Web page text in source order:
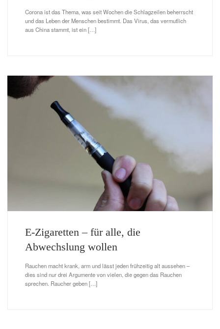
Corona ist das Thema, was seit Wochen die Schlagzeilen beherrscht
und das Leben der Menschen bestimmt. Das Virus, das vermutlich
aus China stammt, ist ein […]
E-Zigaretten – für alle, die
Abwechslung wollen
Rauchen macht krank, arm und lässt jeden frühzeitig alt aussehen –
dies sind nur drei Argumente von vielen, die gegen das Rauchen
sprechen. Raucher geben […]